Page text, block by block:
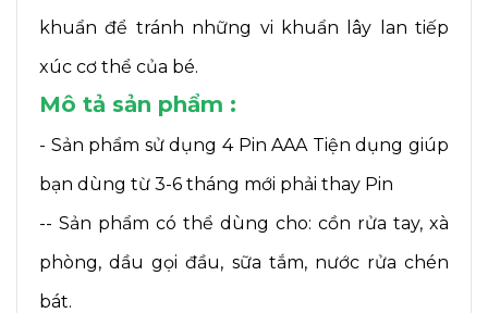
khuẩn để tránh những vi khuẩn lây lan tiếp
xúc cơ thể của bé.
Mô tả sản phẩm :
- Sản phẩm sử dụng 4 Pin AAA Tiện dụng giúp
bạn dùng từ 3-6 tháng mới phải thay Pin
-- Sản phẩm có thể dùng cho: cồn rửa tay, xà
phòng, dầu gọi đầu, sữa tắm, nước rửa chén
bát.